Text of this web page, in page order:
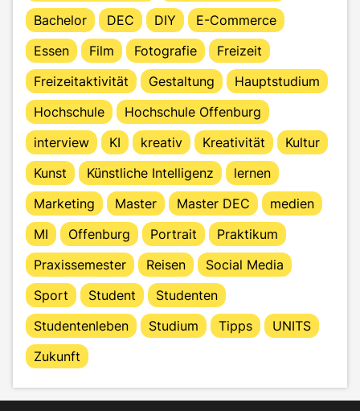
Bachelor
DEC DIY
E-Commerce
Essen
Film Fotografie
Freizeit
Freizeitaktivität
Gestaltung
Hauptstudium
Hochschule
Hochschule Offenburg
interview
KI kreativ Kreativität
Kultur
Kunst
Künstliche Intelligenz
lernen
Marketing
Master Master DEC
medien
MI
Offenburg Portrait
Praktikum
Praxissemester
Reisen
Social Media
Sport
Student
Studenten
Studentenleben
Studium Tipps
UNITS
Zukunft